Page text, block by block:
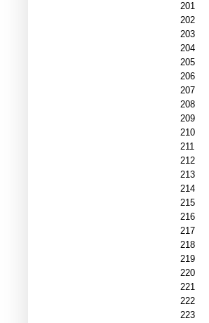
201
202
203
204
205
206
207
208
209
210
211
212
213
214
215
216
217
218
219
220
221
222
223